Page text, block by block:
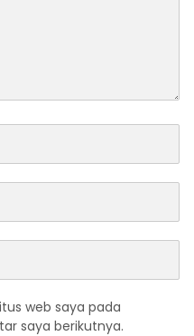
web saya pada
saya berikutnya.